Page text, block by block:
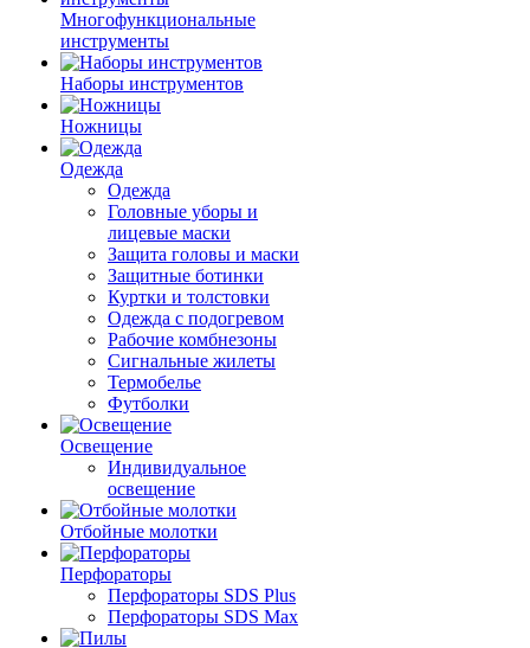
Многофункциональные
инструменты
Наборы инструментов
Ножницы
Одежда
Одежда
Головные уборы и
лицевые маски
Защита головы и маски
Защитные ботинки
Куртки и толстовки
Одежда с подогревом
Рабочие комбнезоны
Сигнальные жилеты
Термобелье
Футболки
Освещение
Индивидуальное
освещение
Отбойные молотки
Перфораторы
Перфораторы SDS Plus
Перфораторы SDS Max